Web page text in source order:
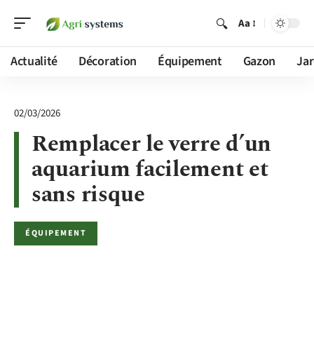
Aa
Actualité Décoration Équipement Gazon
02/03/2026
Remplacer le verre d’un
aquarium facilement et
sans risque
ÉQUIPEMENT